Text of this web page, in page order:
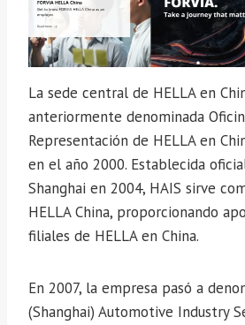
La sede central de HELLA en
anteriormente denominada
Representación de HELLA en
en el año 2000. Establecida
Shanghai en 2004, HAIS sirve
HELLA China, proporcionando
filiales de HELLA en China.
En 2007, la empresa pasó a
(Shanghai) Automotive Industry